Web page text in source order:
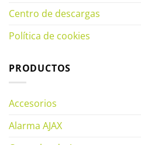
Centro de descargas
Política de cookies
PRODUCTOS
Accesorios
Alarma AJAX